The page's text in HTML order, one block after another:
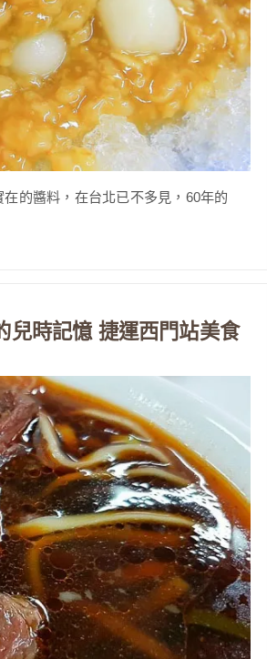
的醬料，在台北已不多見，60年的
兒時記憶 捷運西門站美食